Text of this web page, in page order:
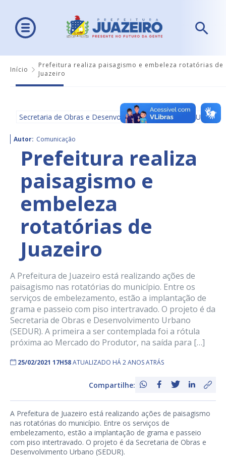
Início
Prefeitura realiza paisagismo e embeleza rotatórias de
Juazeiro
Secretaria de Obras e Desenvolvimento Urbano - SEDUR
Autor: Comunicação
Prefeitura realiza
paisagismo e
embeleza
rotatórias de
Juazeiro
A Prefeitura de Juazeiro está realizando ações de
paisagismo nas rotatórias do município. Entre os
serviços de embelezamento, estão a implantação de
grama e passeio com piso intertravado. O projeto é da
Secretaria de Obras e Desenvolvimento Urbano
(SEDUR). A primeira a ser contemplada foi a rótula
próxima ao Mercado do Produtor, na saída para […]
25/02/2021 17H58ATUALIZADO HÁ 2 ANOS ATRÁS
Compartilhe:
A Prefeitura de Juazeiro está realizando ações de paisagismo
nas rotatórias do município. Entre os serviços de
embelezamento, estão a implantação de grama e passeio
com piso intertravado. O projeto é da Secretaria de Obras e
Desenvolvimento Urbano (SEDUR).